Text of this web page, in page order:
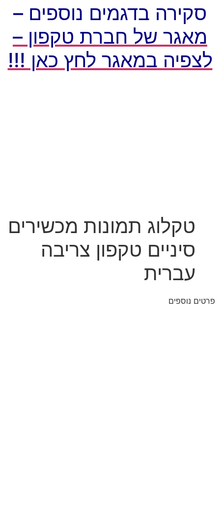
סקירה בדגמים נוספים –
מאגר של חברת טקפון –
לצפיה במאגר לחץ כאן !!!
טקלוג תמונות מכשירים
סיניים טקפון צריבה
עברית
פרטים נוספים